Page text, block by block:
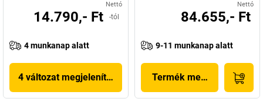
Nettó
14.790,- Ft -tól
4 munkanap alatt
4 változat megjelenítése
Nettó
84.655,- Ft
9-11 munkanap alatt
Termék megjelenítése